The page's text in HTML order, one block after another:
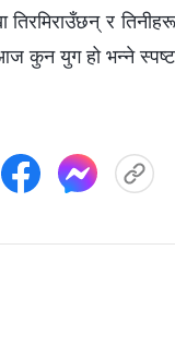
तिरमिराउँछन् र
कुन युग हो भन्‍ने